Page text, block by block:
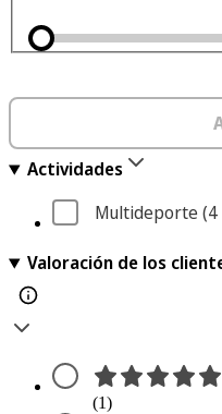
Actividades
Multideporte (4
Valoración de los
(1)